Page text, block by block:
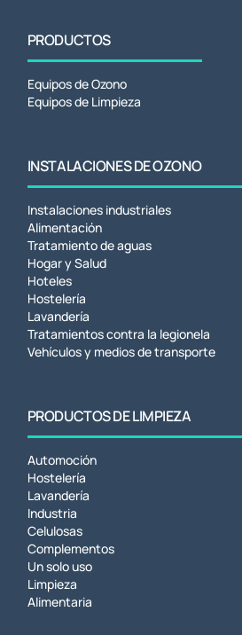
PRODUCTOS
Equipos de Ozono
Equipos de Limpieza
INSTALACIONES DE OZONO
Instalaciones industriales
Alimentación
Tratamiento de aguas
Hogar y Salud
Hoteles
Hostelería
Lavandería
Tratamientos contra la legionela
Vehículos y medios de transporte
PRODUCTOS DE LIMPIEZA
Automoción
Hostelería
Lavandería
Industria
Celulosas
Complementos
Un solo uso
Limpieza
Alimentaria